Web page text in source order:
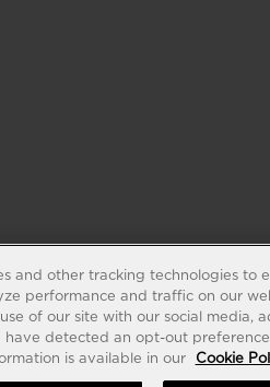
and other tracking technologies to
performance and traffic on our
of our site with our social media,
have detected an opt-out
is available in our
Cookie